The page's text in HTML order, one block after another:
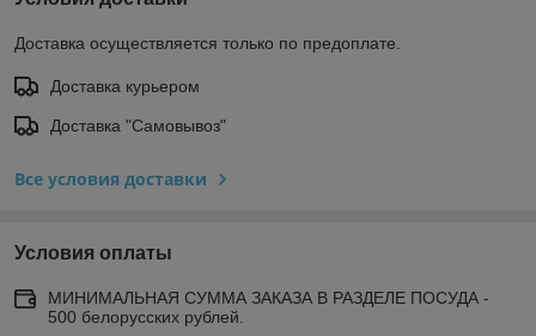
Доставка осуществляется только по предоплате.
Доставка курьером
Доставка "Самовывоз"
Все условия доставки
Условия оплаты
МИНИМАЛЬНАЯ СУММА ЗАКАЗА В РАЗДЕЛЕ ПОСУДА -
500 белорусских рублей.